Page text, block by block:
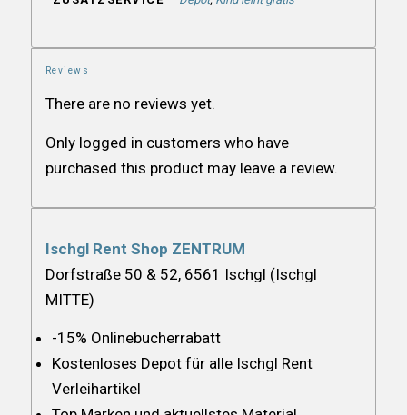
Reviews
There are no reviews yet.
Only logged in customers who have
purchased this product may leave a review.
Ischgl Rent Shop ZENTRUM
Dorfstraße 50 & 52, 6561 Ischgl (Ischgl
MITTE)
-15% Onlinebucherrabatt
Kostenloses Depot für alle Ischgl Rent
Verleihartikel